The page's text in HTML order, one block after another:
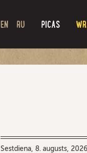
EN RU PICAS
Sestdiena, 8. augusts, 2026